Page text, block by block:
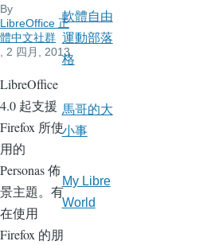
By
LibreOffice 正
體中文社群
, 2 四月, 2013
LibreOffice
4.0 起支援
Firefox 所使
用的
Personas 佈
景主題。有
在使用
Firefox 的朋
軟體自由
運動部落
格
馬哥的大
小事
My Libre
World